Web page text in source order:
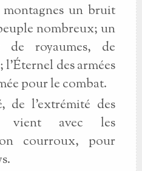
un bruit
nombreux; un
royaumes, de
l'Éternel des armées
pour le combat.
de l'extrémité des
vient avec les
courroux, pour